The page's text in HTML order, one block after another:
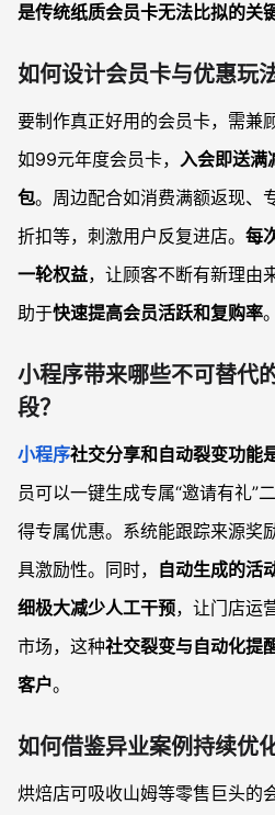
是传统纸质会员卡无法比拟的关
如何设计会员卡与优惠玩
要制作真正好用的会员卡，需兼
如99元年度会员卡， 入会即送满
包。周边配合如消费满额返现、
折扣等，刺激用户反复进店。 每
一轮权益，让顾客不断有新理由
助于快速提高会员活跃和复购率。
小程序带来哪些不可替代
段？
小程序社交分享和自动裂变功能
员可以一键生成专属“邀请有礼”
得专属优惠。系统能跟踪来源奖
具激励性。同时， 自动生成的活
细极大减少人工干预，让门店运
市场，这种社交裂变与自动化提
客户。
如何借鉴异业案例持续优
烘焙店可吸收山姆等零售巨头的